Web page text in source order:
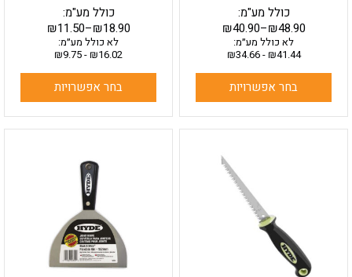
₪40.90–₪48.90
כולל מע"מ:
לא כולל מע״מ:
₪41.44
-
₪34.66
בחר אפשרויות
₪11.50–₪18.90
כולל מע"מ:
לא כולל מע״מ:
₪16.02
-
₪9.75
בחר אפשרויות
יש
מספר
סוגים.
ניתן
לבחור
את
האפשרויות